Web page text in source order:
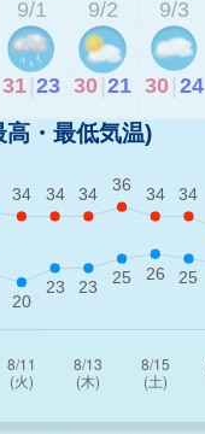
9/1
31 23
9/2
30 21
9/3
30 24
・最低気温)